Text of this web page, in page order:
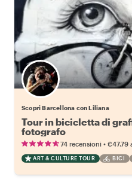
Scopri Barcellona con Liliana
Tour in bicicletta di
fotografo
74 recensioni • €47.79
ART & CULTURE TOUR BICI